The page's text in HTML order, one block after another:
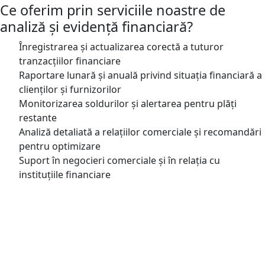
Ce oferim prin serviciile noastre de
analiză și evidență financiară?
Înregistrarea și actualizarea corectă a tuturor
tranzacțiilor financiare
Raportare lunară și anuală privind situația financiară a
clienților și furnizorilor
Monitorizarea soldurilor și alertarea pentru plăți
restante
Analiză detaliată a relațiilor comerciale și recomandări
pentru optimizare
Suport în negocieri comerciale și în relația cu
instituțiile financiare